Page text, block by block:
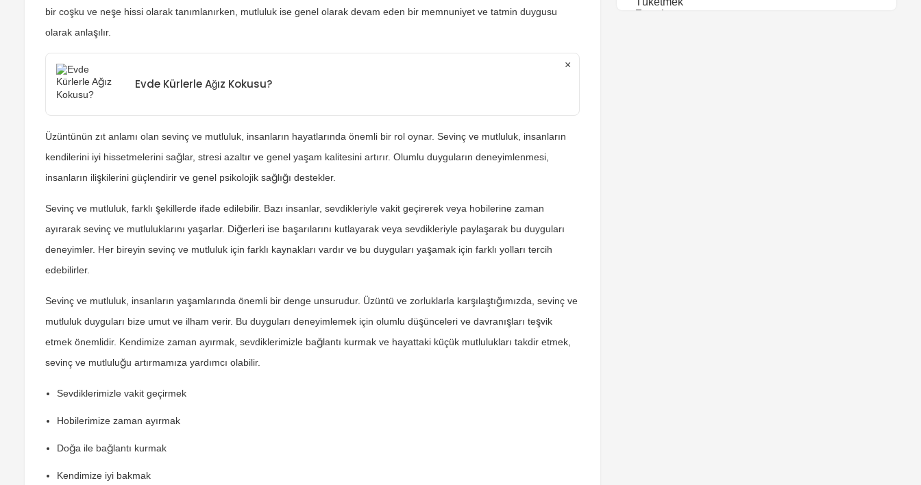
bir coşku ve neşe hissi olarak tanımlanırken, mutluluk ise genel olarak devam eden bir memnuniyet ve tatmin duygusu
olarak anlaşılır.
Evde Kürlerle Ağız Kokusu?
×
Üzüntünün zıt anlamı olan sevinç ve mutluluk, insanların hayatlarında önemli bir rol oynar. Sevinç ve mutluluk, insanların
kendilerini iyi hissetmelerini sağlar, stresi azaltır ve genel yaşam kalitesini artırır. Olumlu duyguların deneyimlenmesi,
insanların ilişkilerini güçlendirir ve genel psikolojik sağlığı destekler.
Sevinç ve mutluluk, farklı şekillerde ifade edilebilir. Bazı insanlar, sevdikleriyle vakit geçirerek veya hobilerine zaman
ayırarak sevinç ve mutluluklarını yaşarlar. Diğerleri ise başarılarını kutlayarak veya sevdikleriyle paylaşarak bu duyguları
deneyimler. Her bireyin sevinç ve mutluluk için farklı kaynakları vardır ve bu duyguları yaşamak için farklı yolları tercih
edebilirler.
Sevinç ve mutluluk, insanların yaşamlarında önemli bir denge unsurudur. Üzüntü ve zorluklarla karşılaştığımızda, sevinç ve
mutluluk duyguları bize umut ve ilham verir. Bu duyguları deneyimlemek için olumlu düşünceleri ve davranışları teşvik
etmek önemlidir. Kendimize zaman ayırmak, sevdiklerimizle bağlantı kurmak ve hayattaki küçük mutlulukları takdir etmek,
sevinç ve mutluluğu artırmamıza yardımcı olabilir.
Sevdiklerimizle vakit geçirmek
Hobilerimize zaman ayırmak
Doğa ile bağlantı kurmak
Kendimize iyi bakmak